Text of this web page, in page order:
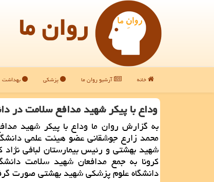
روان ما
خانه آرشیو روان ما پزشکی بهداشت
وداع با پیكر شهید مدافع سلامت در
به گزارش روان ما وداع با پیكر شهید
محمد زارع جوشقانی عضو هیئت علمی
شهید بهشتی و رئیس بیمارستان لبافی نژاد
كرونا به جمع مدافعان شهید سلامت
دانشگاه علوم پزشكی شهید بهشتی صورت